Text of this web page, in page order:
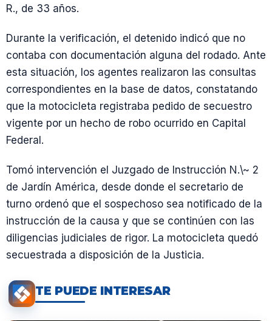
R., de 33 años.
Durante la verificación, el detenido indicó que no
contaba con documentación alguna del rodado. Ante
esta situación, los agentes realizaron las consultas
correspondientes en la base de datos, constatando
que la motocicleta registraba pedido de secuestro
vigente por un hecho de robo ocurrido en Capital
Federal.
Tomó intervención el Juzgado de Instrucción N.\~ 2
de Jardín América, desde donde el secretario de
turno ordenó que el sospechoso sea notificado de la
instrucción de la causa y que se continúen con las
diligencias judiciales de rigor. La motocicleta quedó
secuestrada a disposición de la Justicia.
TE PUEDE INTERESAR